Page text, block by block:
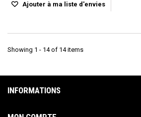
Ajouter à ma liste d'envies
Showing 1 - 14 of 14 items
INFORMATIONS